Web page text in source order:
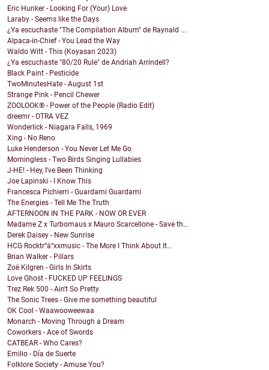
Eric Hunker - Looking For (Your) Love
Laraby - Seems like the Days
¿Ya escuchaste "The Compilation Album" de Raynald ...
Alpaca-in-Chief - You Lead the Way
Waldo Witt - This (Koyasan 2023)
¿Ya escuchaste "80/20 Rule" de Andriah Arrindell?
Black Paint - Pesticide
TwoMinutesHate - August 1st
Strange Pink - Pencil Chewer
ZOOLOOK® - Power of the People (Radio Edit)
dreemr - OTRA VEZ
Wonderlick - Niagara Falls, 1969
Xing - No Reno
Luke Henderson - You Never Let Me Go
Morningless - Two Birds Singing Lullabies
J-HE! - Hey, I've Been Thinking
Joe Lapinski - I Know This
Francesca Pichierri - Guardami Guardami
The Energies - Tell Me The Truth
AFTERNOON IN THE PARK - NOW OR EVER
Madame Z x Turbomaus x Mauro Scarcellone - Save th...
Derek Daisey - New Sunrise
HCG Rocktr“ä“xxmusic - The More I Think About It…
Brian Walker - Pillars
Zoë Kilgren - Girls In Skirts
Love Ghost - FUCKED UP FEELINGS
Trez Rek 500 - Ain't So Pretty
The Sonic Trees - Give me something beautiful
OK Cool - Waawooweewaa
Monarch - Moving Through a Dream
Coworkers - Ace of Swords
CATBEAR - Who Cares?
Emilio - Día de Suerte
Folklore Society - Amuse You?